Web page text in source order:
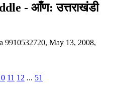
- आँण: उत्तराखंडी
9910532720, May 13, 2008,
11 12 ... 51